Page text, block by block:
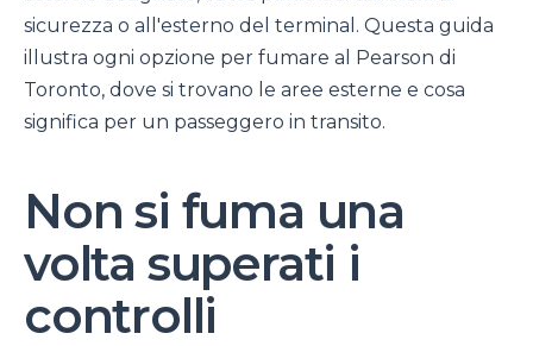
sicurezza o all'esterno del terminal. Questa guida
illustra ogni opzione per fumare al Pearson di
Toronto, dove si trovano le aree esterne e cosa
significa per un passeggero in transito.
Non si fuma una
volta superati i
controlli